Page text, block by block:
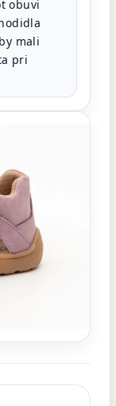
obuvi
mali
pri